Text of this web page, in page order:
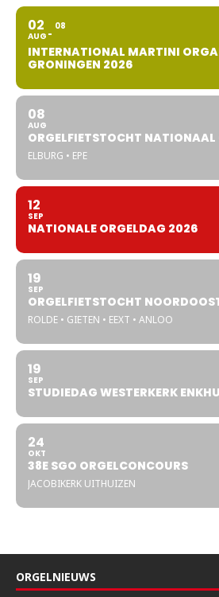
02
AUG
08
INTERNATIONAL MARTINI
GRONINGEN 2026
08
AUG
ORGELFIETSTOCHT NATIONAAL
ELBURG • EPE
12
SEP
NATIONALE ORGELDAG 2026
19
SEP
ORGELFIETSTOCHT
ROLDE • GIETEN • EEXT • ANLOO
19
SEP
STUDIEDAG WESTERKERK
24
OKT
38E SGO ORGELCONCOURS
JACOBIKERK UITHUIZEN
ORGELNIEUWS